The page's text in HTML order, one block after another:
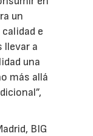
un
e
llevar a
una
más allá
BIG